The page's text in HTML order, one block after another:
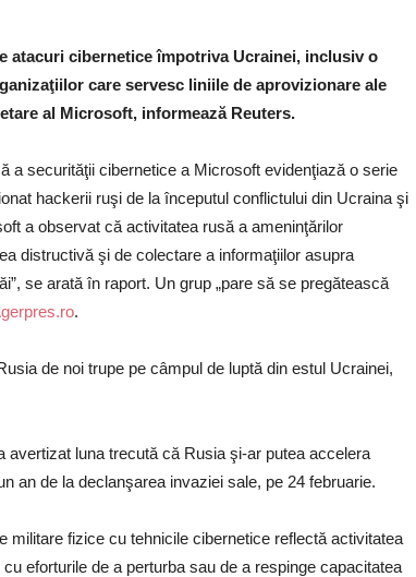
atacuri cibernetice împotriva Ucrainei, inclusiv o
care servesc liniile de aprovizionare ale
al Microsoft, informează Reuters.
a securităţii cibernetice a Microsoft evidenţiază o serie
hackerii ruşi de la începutul conflictului din Ucraina şi
a observat că activitatea rusă a ameninţărilor
distructivă şi de colectare a informaţiilor asupra
se arată în raport. Un grup „pare să se pregătească
.
de noi trupe pe câmpul de luptă din estul Ucrainei,
luna trecută că Rusia şi-ar putea accelera
an de la declanşarea invaziei sale, pe 24 februarie.
militare fizice cu tehnicile cibernetice reflectă activitatea
eforturile de a perturba sau de a respinge capacitatea